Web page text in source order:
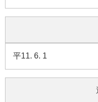
平11. 6. 1